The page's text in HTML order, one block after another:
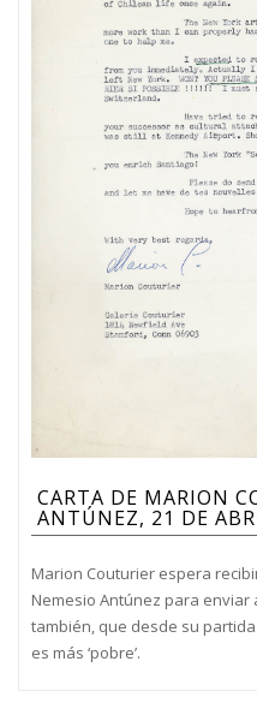
CARTA DE MARION
ANTÚNEZ, 21 DE
Marion Couturier espera
Nemesio Antúnez para enviar
también, que desde su
es más ‘pobre’.